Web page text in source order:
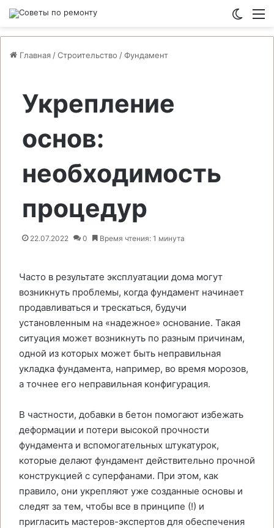
Главная /Строительство /Фундамент
Укрепление
основ:
необходимость
процедур
22.07.2022 0 Время чтения: 1 минута
Часто в результате эксплуатации дома могут
возникнуть проблемы, когда фундамент начинает
продавливаться и трескаться, будучи
установленным на «надежное» основание. Такая
ситуация может возникнуть по разным причинам,
одной из которых может быть неправильная
укладка фундамента, например, во время морозов,
а точнее его неправильная конфигурация.
В частности, добавки в бетон помогают избежать
деформации и потери высокой прочности
фундамента и вспомогательных штукатурок,
которые делают фундамент действительно прочной
конструкцией с суперфанами. При этом, как
правило, они укрепляют уже созданные основы и
следят за тем, чтобы все в принципе (!) и
пригласить мастеров-экспертов для обеспечения